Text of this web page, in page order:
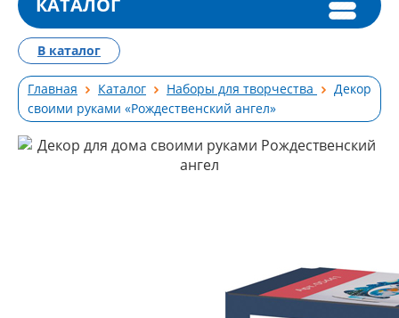
КАТАЛОГ
Главная Каталог Наборы для творчества
Декор
своими руками «Рождественский ангел»
В каталог